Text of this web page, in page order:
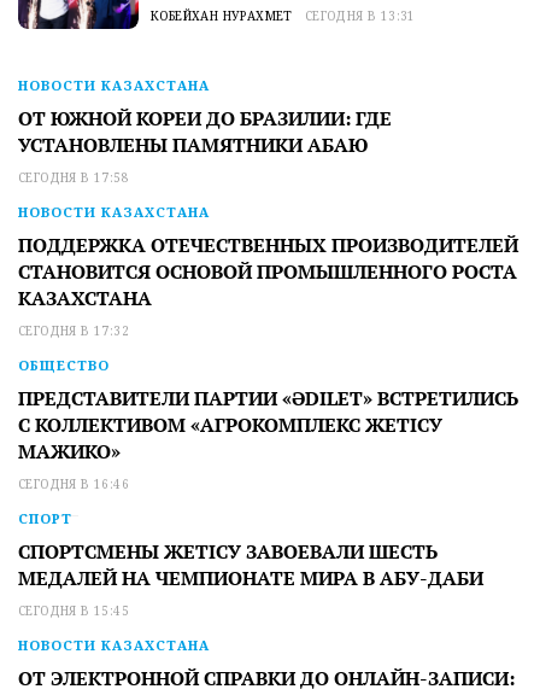
КОБЕЙХАН НУРАХМЕТ СЕГОДНЯ В 13:31
НОВОСТИ КАЗАХСТАНА
ОТ ЮЖНОЙ КОРЕИ ДО БРАЗИЛИИ: ГДЕ
УСТАНОВЛЕНЫ ПАМЯТНИКИ АБАЮ
СЕГОДНЯ В 17:58
НОВОСТИ КАЗАХСТАНА
ПОДДЕРЖКА ОТЕЧЕСТВЕННЫХ ПРОИЗВОДИТЕЛЕЙ
СТАНОВИТСЯ ОСНОВОЙ ПРОМЫШЛЕННОГО РОСТА
КАЗАХСТАНА
СЕГОДНЯ В 17:32
ОБЩЕСТВО
ПРЕДСТАВИТЕЛИ ПАРТИИ «ӘDILET» ВСТРЕТИЛИСЬ
С КОЛЛЕКТИВОМ «АГРОКОМПЛЕКС ЖЕТІСУ
МАЖИКО»
СЕГОДНЯ В 16:46
СПОРТ
СПОРТСМЕНЫ ЖЕТІСУ ЗАВОЕВАЛИ ШЕСТЬ
МЕДАЛЕЙ НА ЧЕМПИОНАТЕ МИРА В АБУ-ДАБИ
СЕГОДНЯ В 15:45
НОВОСТИ КАЗАХСТАНА
ОТ ЭЛЕКТРОННОЙ СПРАВКИ ДО ОНЛАЙН-ЗАПИСИ: